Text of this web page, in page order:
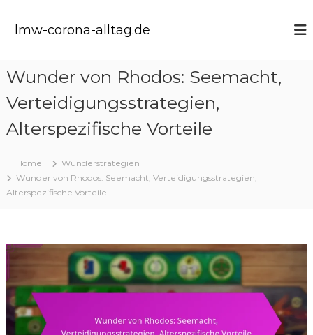
lmw-corona-alltag.de
Wunder von Rhodos: Seemacht,
Verteidigungsstrategien,
Alterspezifische Vorteile
Home
Wunderstrategien
Wunder von Rhodos: Seemacht, Verteidigungsstrategien,
Alterspezifische Vorteile